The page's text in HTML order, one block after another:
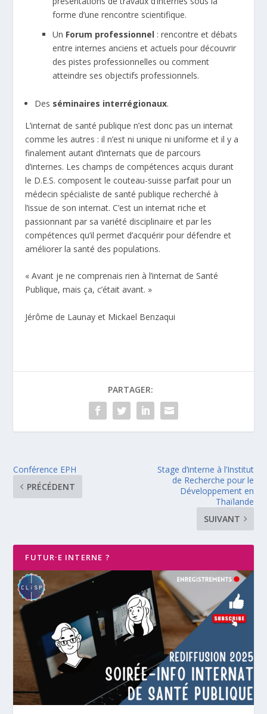
forme d’une rencontre scientifique.
Un Forum professionnel : rencontre et débats
entre internes anciens et actuels pour découvrir
des pistes professionnelles ou comment
atteindre ses objectifs professionnels.
Des séminaires interrégionaux.
L’internat de santé publique n’est donc pas un internat
comme les autres : il n’est ni unique ni uniforme et il y a
finalement autant d’internats que de parcours
d’internes. Les champs de compétences acquis durant
le D.E.S. composent le couteau-suisse parfait pour un
médecin spécialiste de santé publique recherché à
l’issue de son internat. C’est un internat riche et
passionnant par sa variété disciplinaire et par les
compétences qu’il permet d’acquérir pour défendre et
améliorer la santé des populations.
« Avant je ne comprenais rien à l’internat de Santé
Publique, mais ça, c’était avant. »
Jérôme de Launay et Mickael Benzaqui
PARTAGER:
Conférence EPH
PRÉCÉDENT
Stage d’interne à l’Institut
de Recherche pour le
Développement en
Thaïlande
SUIVANT
FUTUR·E INTERNE ?